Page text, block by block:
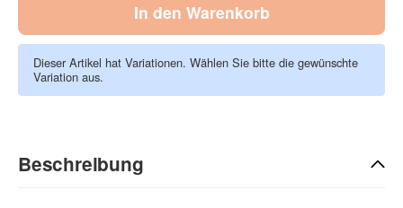
In den Warenkorb
Dieser Artikel hat Variationen. Wählen Sie bitte die gewünschte
Variation aus.
Beschreibung